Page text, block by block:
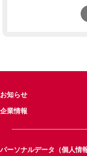
お知らせ
企業情報
パーソナルデータ（個人情